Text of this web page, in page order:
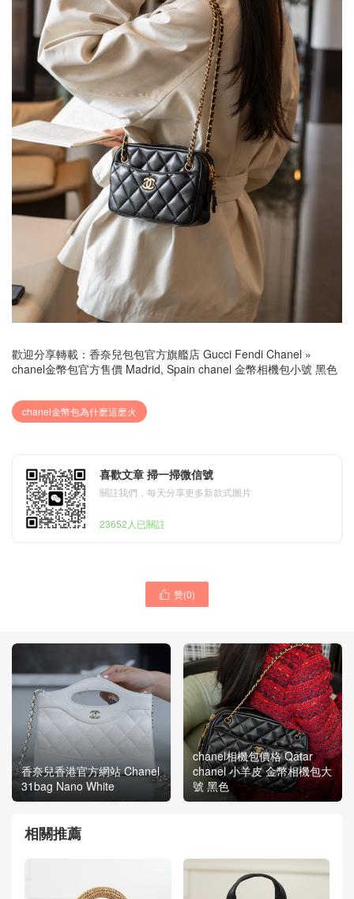
歡迎分享轉載： 香奈兒包包官方旗艦店 Gucci Fendi Chanel »
chanel金幣包官方售價 Madrid, Spain chanel 金幣相機包小號 黑色
chanel金幣包為什麽這麽火
喜歡文章 掃一掃微信號
關註我們，每天分享更多新款式圖片
23652人已關註
 赞(0)
香奈兒香港官方網站 Chanel
31bag Nano White
chanel相機包價格 Qatar
chanel 小羊皮 金幣相機包大
號 黑色
相關推薦